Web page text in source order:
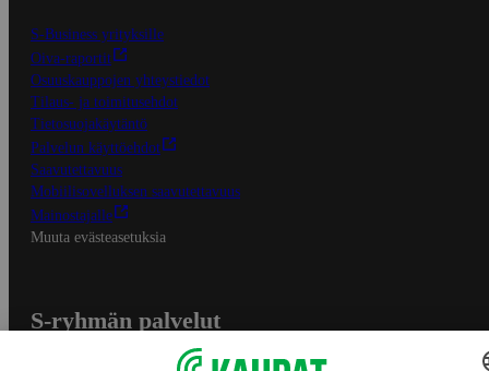
S-Business yrityksille
Oiva-raportit
Osuuskauppojen yhteystiedot
Tilaus- ja toimitusehdot
Tietosuojakäytäntö
Palvelun käyttöehdot
Saavutettavuus
Mobiilisovelluksen saavutettavuus
Mainostajalle
Muuta evästeasetuksia
S-ryhmän palvelut